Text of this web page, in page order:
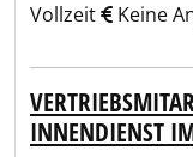
Vollzeit
Keine
INNENDIENST